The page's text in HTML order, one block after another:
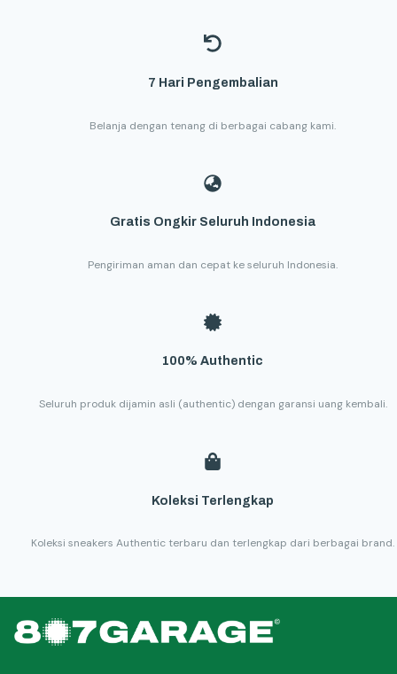
7 Hari Pengembalian
Belanja dengan tenang di berbagai cabang kami.
Gratis Ongkir Seluruh Indonesia
Pengiriman aman dan cepat ke seluruh Indonesia.
100% Authentic
Seluruh produk dijamin asli (authentic) dengan garansi uang kembali.
Koleksi Terlengkap
Koleksi sneakers Authentic terbaru dan terlengkap dari berbagai brand.